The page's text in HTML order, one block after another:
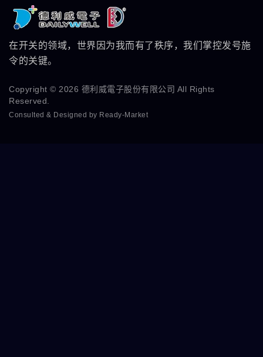
在开关的领域，世界因为我而有了秩序，我们掌控发号施
令的关键。
Copyright © 2026 德利威電子股份有限公司 All Rights
Reserved.
Consulted & Designed by Ready-Market